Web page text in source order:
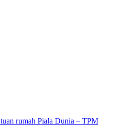
rumah Piala Dunia – TPM